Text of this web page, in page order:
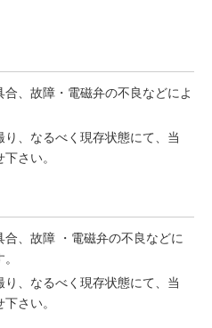
合、故障・電磁弁の不良などによ
り、なるべく現存状態にて、当
さい。
合、故障 ・電磁弁の不良などに
り、なるべく現存状態にて、当
さい。